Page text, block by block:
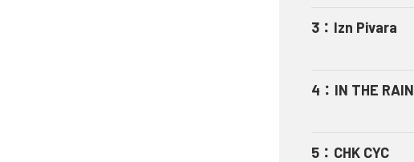
3 ： Izn Pivara
4 ： IN THE RAIN
5 ： CHK CYC